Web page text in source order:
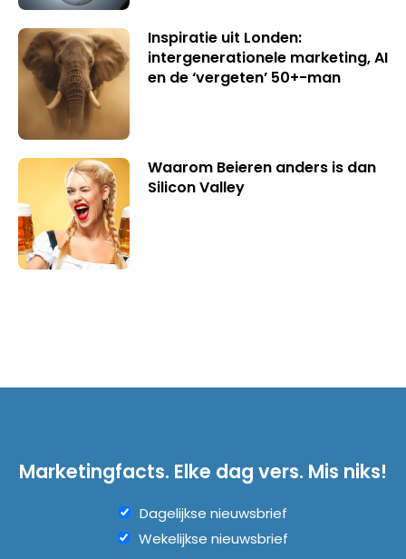
Inspiratie uit Londen:
intergenerationele marketing, AI
en de ‘vergeten’ 50+-man
Waarom Beieren anders is dan
Silicon Valley
Marketingfacts. Elke dag vers. Mis niks!
Dagelijkse nieuwsbrief
Wekelijkse nieuwsbrief